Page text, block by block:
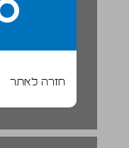
חזרה לאתר
מתרגלים ... 29